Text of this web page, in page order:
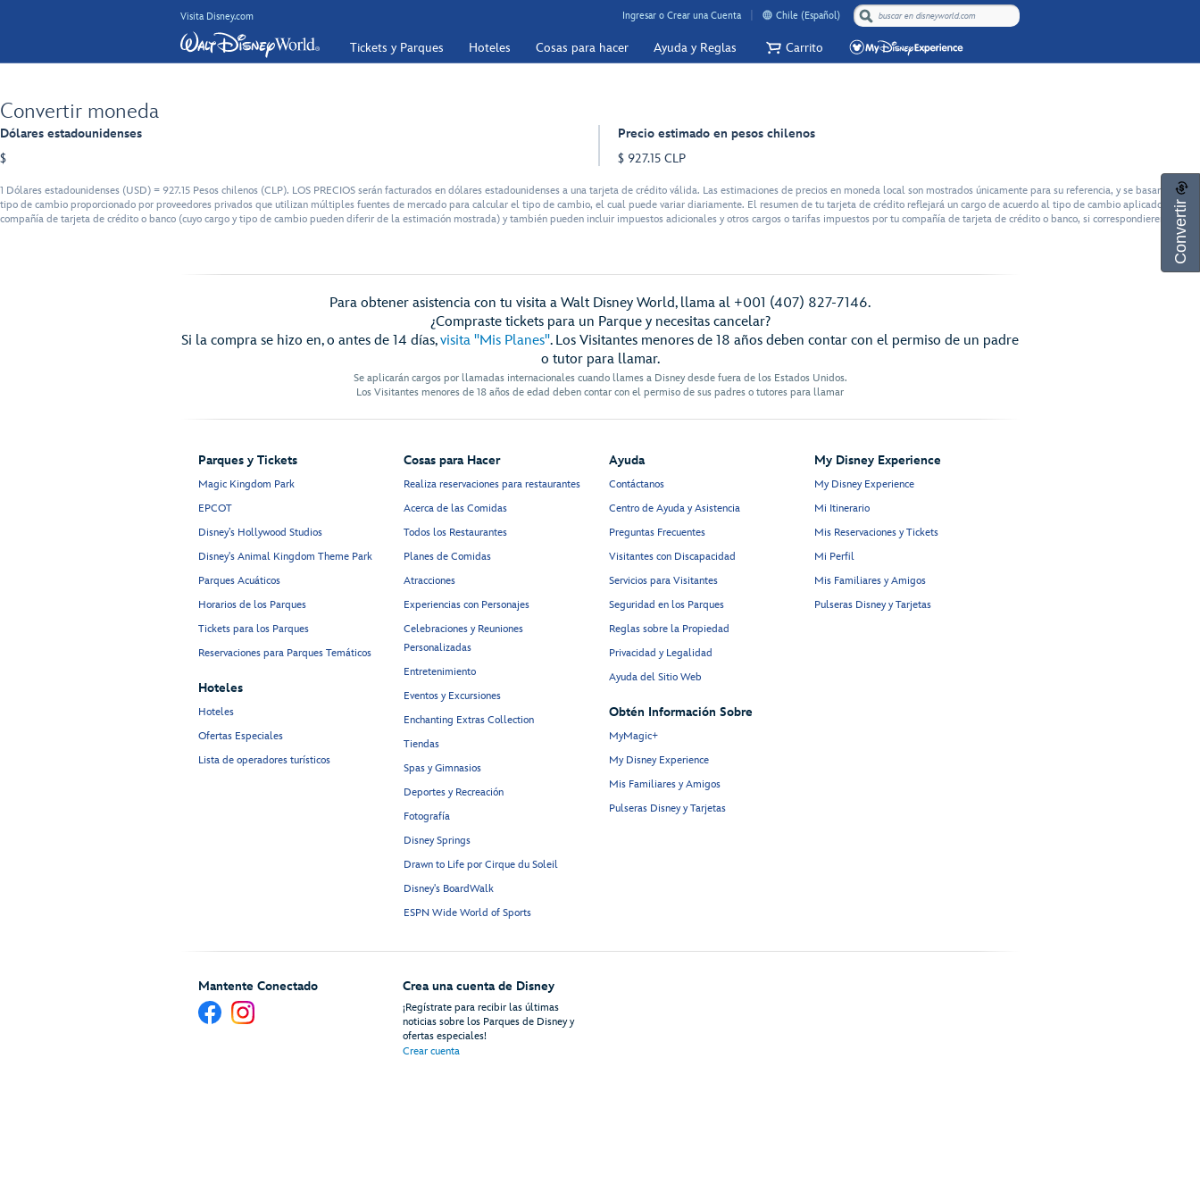
Visita Disney.com Ingresar o Crear una Cuenta Chile (Español)
Tickets y Parques Hoteles Cosas para hacer Ayuda y Reglas Carrito
Convertir
Convertir moneda
Dólares estadounidenses
$
Precio estimado en pesos chilenos
$ 927.15 CLP
1 Dólares estadounidenses (USD) = 927.15 Pesos chilenos (CLP). LOS PRECIOS serán facturados en dólares estadounidenses a una tarjeta de crédito válida. Las estimaciones de precios en moneda local son mostrados únicamente para su referencia, y se basan en el
tipo de cambio proporcionado por proveedores privados que utilizan múltiples fuentes de mercado para calcular el tipo de cambio, el cual puede variar diariamente. El resumen de tu tarjeta de crédito reflejará un cargo de acuerdo al tipo de cambio aplicado por tu
compañía de tarjeta de crédito o banco (cuyo cargo y tipo de cambio pueden diferir de la estimación mostrada) y también pueden incluir impuestos adicionales y otros cargos o tarifas impuestos por tu compañía de tarjeta de crédito o banco, si correspondieren.
Para obtener asistencia con tu visita a Walt Disney World, llama al +001 (407) 827-7146.
¿Compraste tickets para un Parque y necesitas cancelar?
Si la compra se hizo en, o antes de 14 días,visita "Mis Planes". Los Visitantes menores de 18 años deben contar con el permiso de un padre
o tutor para llamar.
Se aplicarán cargos por llamadas internacionales cuando llames a Disney desde fuera de los Estados Unidos.
Los Visitantes menores de 18 años de edad deben contar con el permiso de sus padres o tutores para llamar
Parques y Tickets
Magic Kingdom Park
EPCOT
Disney’s Hollywood Studios
Disney's Animal Kingdom Theme Park
Parques Acuáticos
Horarios de los Parques
Tickets para los Parques
Reservaciones para Parques Temáticos
Hoteles
Hoteles
Ofertas Especiales
Lista de operadores turísticos
Cosas para Hacer
Realiza reservaciones para restaurantes
Acerca de las Comidas
Todos los Restaurantes
Planes de Comidas
Atracciones
Experiencias con Personajes
Celebraciones y Reuniones
Personalizadas
Entretenimiento
Eventos y Excursiones
Enchanting Extras Collection
Tiendas
Spas y Gimnasios
Deportes y Recreación
Fotografía
Disney Springs
Drawn to Life por Cirque du Soleil
Disney's BoardWalk
ESPN Wide World of Sports
Ayuda
Contáctanos
Centro de Ayuda y Asistencia
Preguntas Frecuentes
Visitantes con Discapacidad
Servicios para Visitantes
Seguridad en los Parques
Reglas sobre la Propiedad
Privacidad y Legalidad
Ayuda del Sitio Web
Obtén Información Sobre
MyMagic+
My Disney Experience
Mis Familiares y Amigos
Pulseras Disney y Tarjetas
My Disney Experience
My Disney Experience
Mi Itinerario
Mis Reservaciones y Tickets
Mi Perfil
Mis Familiares y Amigos
Pulseras Disney y Tarjetas
Mantente Conectado Crea una cuenta de Disney
¡Regístrate para recibir las últimas
noticias sobre los Parques de Disney y
ofertas especiales!
Crear cuenta